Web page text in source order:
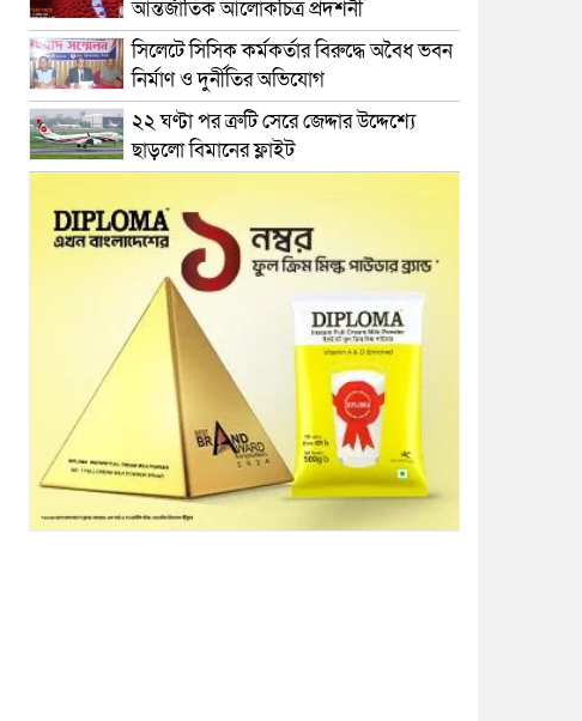
আন্তর্জাতিক আলোকচিত্র প্রদর্শনী
সিলেটে সিসিক কর্মকর্তার বিরুদ্ধে অবৈধ ভবন
নির্মাণ ও দুর্নীতির অভিযোগ
২২ ঘণ্টা পর ত্রুটি সেরে জেদ্দার উদ্দেশ্যে
ছাড়লো বিমানের ফ্লাইট